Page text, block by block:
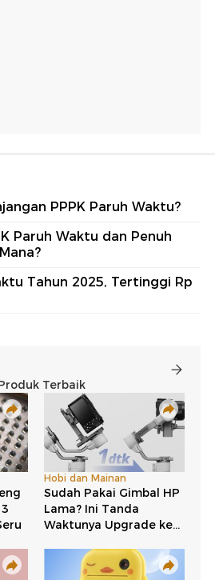
PPPK Paruh Waktu?
Paruh Waktu dan Penuh
Tahun 2025, Tertinggi Rp